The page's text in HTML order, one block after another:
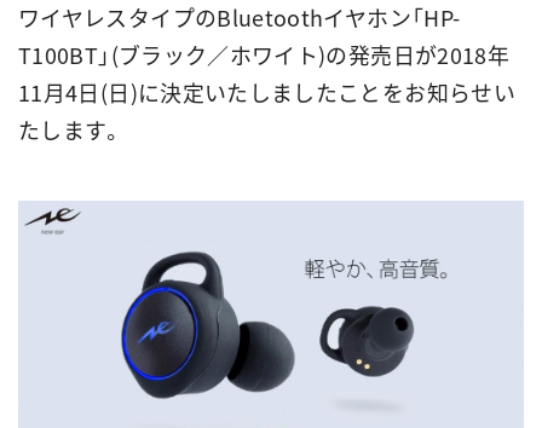
ワイヤレスタイプのBluetoothイヤホン「HP-
T100BT」(ブラック／ホワイト)の発売日が2018年
11月4日(日)に決定いたしましたことをお知らせい
たします。